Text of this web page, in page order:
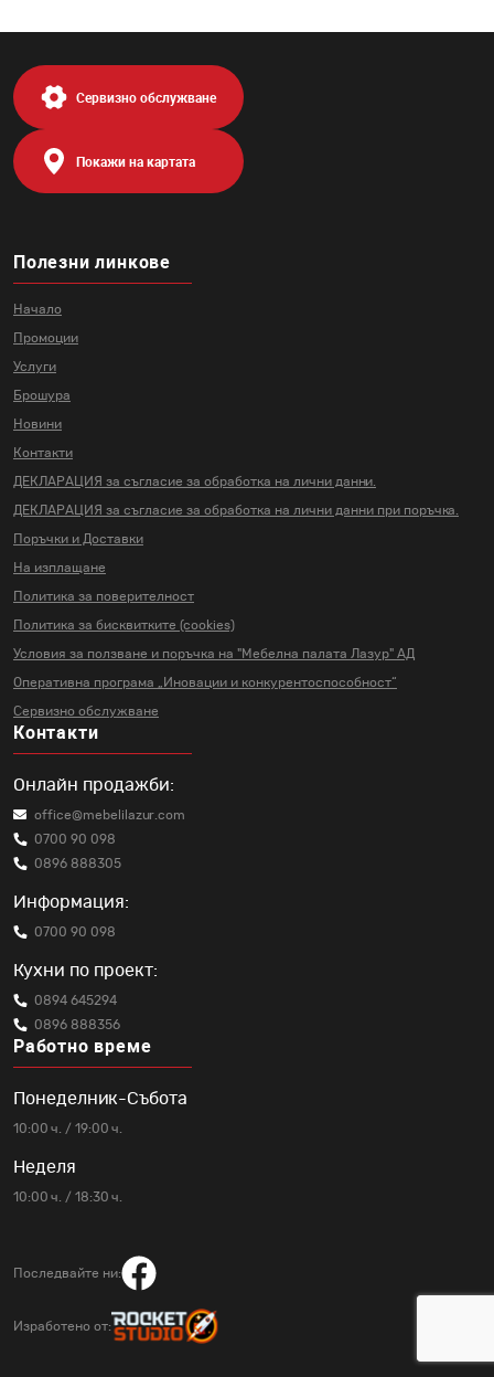
Полезни линкове
Начало
Промоции
Услуги
Брошура
Новини
Контакти
ДЕКЛАРАЦИЯ за съгласие за обработка на лични данни.
ДЕКЛАРАЦИЯ за съгласие за обработка на лични данни при поръчка.
Поръчки и Доставки
На изплащане
Политика за поверителност
Политика за бисквитките (cookies)
Условия за ползване и поръчка на "Мебелна палата Лазур" АД
Оперативна програма „Иновации и конкурентоспособност“
Сервизно обслужване
Контакти
Онлайн продажби:
office@mebelilazur.com
0700 90 098
0896 888305
Информация:
0700 90 098
Кухни по проект:
0894 645294
0896 888356
Работно време
Понеделник-Събота
10:00 ч. / 19:00 ч.
Неделя
10:00 ч. / 18:30 ч.
Последвайте ни:
Сервизно обслужване
Покажи на картата
Изработено от: